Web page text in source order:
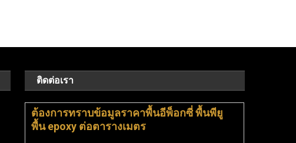
ติดต่อเรา
ต้องการทราบข้อมูลราคาพื้นอีพ็อกซี่ พื้นพียู
พื้น epoxy ต่อตารางเมตร